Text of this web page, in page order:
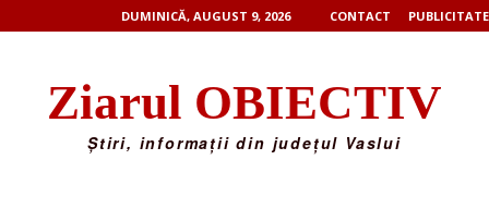
DUMINICĂ, AUGUST 9, 2026 CONTACT PUBLICITATE
Ziarul OBIECTIV
Știri, informații din județul Vaslui